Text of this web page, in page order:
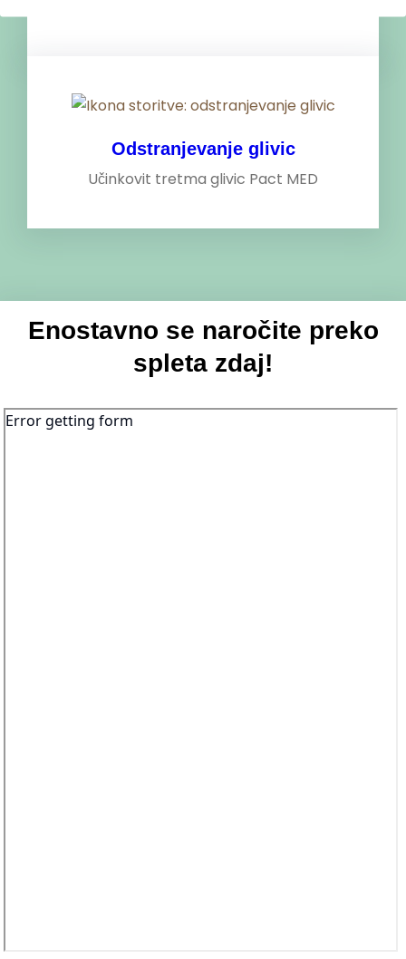
Odstranjevanje glivic
Učinkovit tretma glivic Pact MED
Enostavno se naročite preko
spleta zdaj!